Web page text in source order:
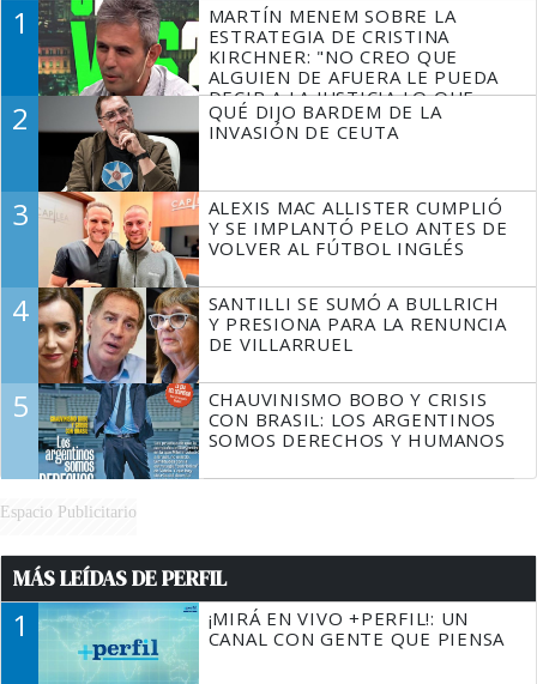
1
MARTÍN MENEM SOBRE LA
ESTRATEGIA DE CRISTINA
KIRCHNER: "NO CREO QUE
ALGUIEN DE AFUERA LE PUEDA
DECIR A LA JUSTICIA LO QUE
TIENE QUE HACER"
2
QUÉ DIJO BARDEM DE LA
INVASIÓN DE CEUTA
3
ALEXIS MAC ALLISTER CUMPLIÓ
Y SE IMPLANTÓ PELO ANTES DE
VOLVER AL FÚTBOL INGLÉS
4
SANTILLI SE SUMÓ A BULLRICH
Y PRESIONA PARA LA RENUNCIA
DE VILLARRUEL
5
CHAUVINISMO BOBO Y CRISIS
CON BRASIL: LOS ARGENTINOS
SOMOS DERECHOS Y HUMANOS
Espacio Publicitario
MÁS LEÍDAS DE PERFIL
1
¡MIRÁ EN VIVO +PERFIL!: UN
CANAL CON GENTE QUE PIENSA